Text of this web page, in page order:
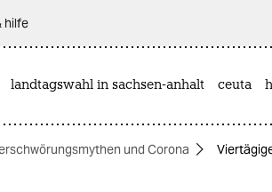
hilfe
landtagswahl in sachsen-anhalt ceuta
und Corona